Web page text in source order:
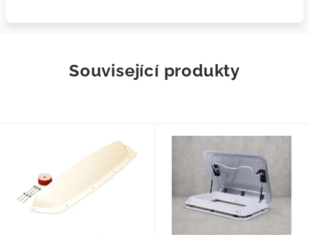
Související produkty